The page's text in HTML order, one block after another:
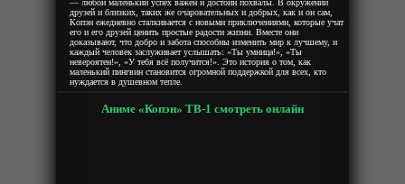
— любой маленький успех важен и достоин похвалы. В окружении
друзей и близких, таких же очаровательных и добрых, как и он сам,
Копэн ежедневно сталкивается с новыми приключениями, которые учат
его и его друзей ценить простые радости жизни. Вместе они
доказывают, что добро и забота способны изменить мир к лучшему, и
каждый человек заслуживает услышать: «Ты умница!», «Ты
невероятен!», «У тебя всё получится!». Это история о том, как
маленький пингвин становится огромной поддержкой для всех, кто
нуждается в душевном тепле.
Аниме «Копэн» ТВ-1 смотреть онлайн